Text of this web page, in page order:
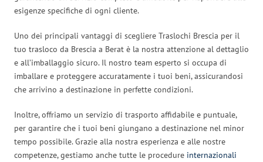
esigenze specifiche di ogni cliente.
Uno dei principali vantaggi di scegliere Traslochi Brescia per il
tuo trasloco da Brescia a Berat è la nostra attenzione al dettaglio
e all’imballaggio sicuro. Il nostro team esperto si occupa di
imballare e proteggere accuratamente i tuoi beni, assicurandosi
che arrivino a destinazione in perfette condizioni.
Inoltre, offriamo un servizio di trasporto affidabile e puntuale,
per garantire che i tuoi beni giungano a destinazione nel minor
tempo possibile. Grazie alla nostra esperienza e alle nostre
competenze, gestiamo anche tutte le procedure internazionali